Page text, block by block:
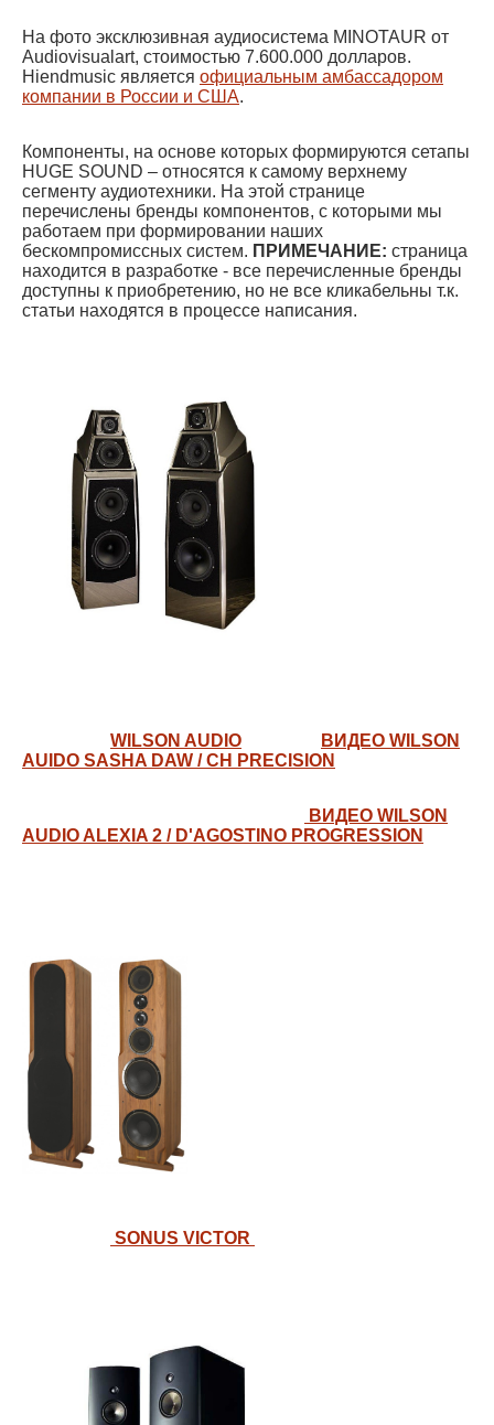
На фото эксклюзивная аудиосистема MINOTAUR от
Audiovisualart, стоимостью 7.600.000 долларов.
Hiendmusic является официальным амбассадором
компании в России и США.
Компоненты, на основе которых формируются сетапы
HUGE SOUND – относятся к самому верхнему
сегменту аудиотехники. На этой странице
перечислены бренды компонентов, с которыми мы
работаем при формировании наших
бескомпромиссных систем. ПРИМЕЧАНИЕ: страница
находится в разработке - все перечисленные бренды
доступны к приобретению, но не все кликабельны т.к.
статьи находятся в процессе написания.
WILSON AUDIO
ВИДЕО WILSON
AUIDO SASHA DAW / CH PRECISION
ВИДЕО WILSON
AUDIO ALEXIA 2 / D'AGOSTINO PROGRESSION
SONUS VICTOR